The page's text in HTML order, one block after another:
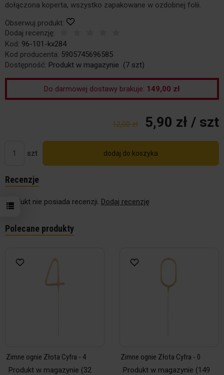
dołączona koperta, wszystko zapakowane w ozdobnej folii.
Obserwuj produkt:
Dodaj recenzję:
Kod: 96-101-kx284
Kod producenta: 5905745696585
Dostępność: Produkt w magazynie (7 szt)
Do darmowej dostawy brakuje: 149,00 zł
12,00 zł 5,90 zł / szt
szt dodaj do koszyka
Recenzje
Produkt nie posiada recenzji. Dodaj recenzję
Polecane produkty
Zimne ognie Złota Cyfra - 4
Produkt w magazynie (32
Zimne ognie Złota Cyfra - 0
Produkt w magazynie (149